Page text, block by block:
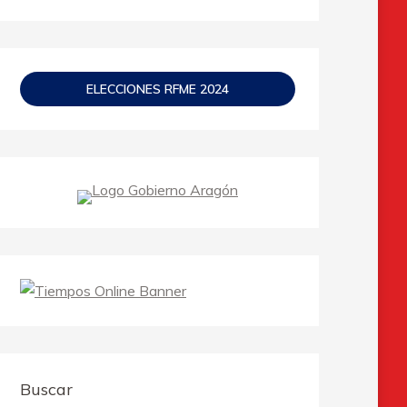
ELECCIONES RFME 2024
Buscar